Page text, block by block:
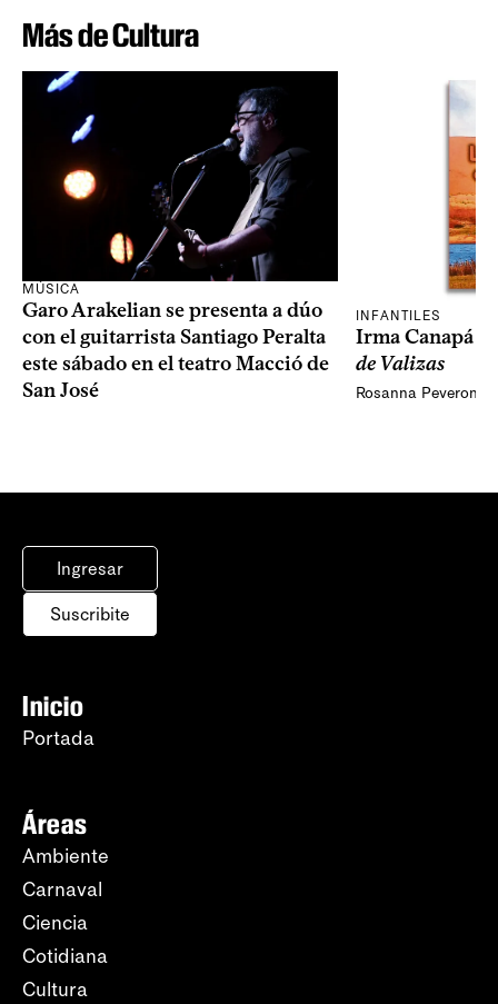
Más de Cultura
MÚSICA
Garo Arakelian se presenta a dúo
con el guitarrista Santiago Peralta
este sábado en el teatro Macció de
San José
INFANTILES
Irma Canapá
de Valizas
Rosanna Peveroni
Ingresar
Suscribite
Inicio
Portada
Áreas
Ambiente
Carnaval
Ciencia
Cotidiana
Cultura